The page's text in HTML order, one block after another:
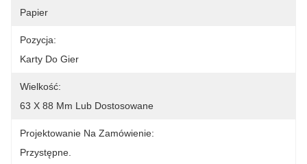
Papier
Pozycja:
Karty Do Gier
Wielkość:
63 X 88 Mm Lub Dostosowane
Projektowanie Na Zamówienie:
Przystępne.